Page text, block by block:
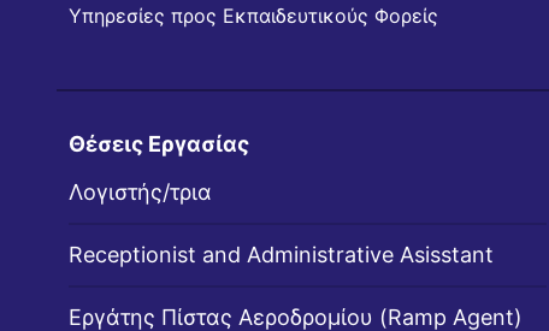
Υπηρεσίες προς Εκπαιδευτικούς Φορείς
Θέσεις Εργασίας
Λογιστής/τρια
Receptionist and Administrative Asisstant
Εργάτης Πίστας Αεροδρομίου (Ramp Agent)